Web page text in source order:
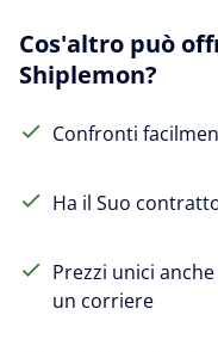
Cos'altro può
Shiplemon?
Confronti
Ha il Suo
Prezzi unici
un corriere